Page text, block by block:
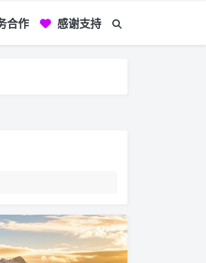
合作 感谢支持